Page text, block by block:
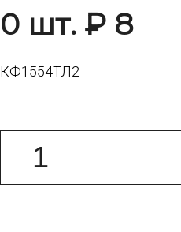
0 шт. ₽ 8
КФ1554ТЛ2